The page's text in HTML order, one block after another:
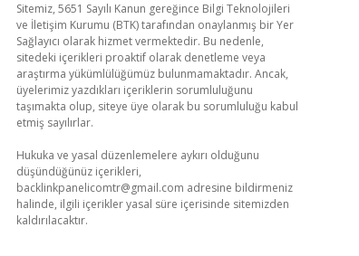
Sitemiz, 5651 Sayılı Kanun gereğince Bilgi Teknolojileri
ve İletişim Kurumu (BTK) tarafından onaylanmış bir Yer
Sağlayıcı olarak hizmet vermektedir. Bu nedenle,
sitedeki içerikleri proaktif olarak denetleme veya
araştırma yükümlülüğümüz bulunmamaktadır. Ancak,
üyelerimiz yazdıkları içeriklerin sorumluluğunu
taşımakta olup, siteye üye olarak bu sorumluluğu kabul
etmiş sayılırlar.
Hukuka ve yasal düzenlemelere aykırı olduğunu
düşündüğünüz içerikleri,
backlinkpanelicomtr@gmail.com adresine bildirmeniz
halinde, ilgili içerikler yasal süre içerisinde sitemizden
kaldırılacaktır.